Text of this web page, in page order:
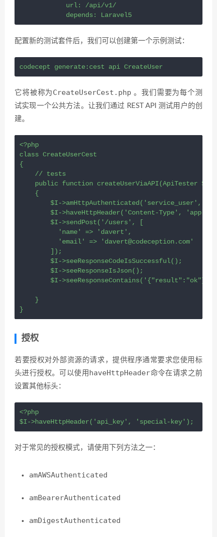
url: /api/v1/
depends: Laravel5
配置新的测试套件后，我们可以创建第一个示例测试：
codecept generate:cest api CreateUser
它将被称为 CreateUserCest.php 。我们需要为每个测
试实现一个公共方法。让我们通过 REST API 测试用户的创
建。
<?php
class CreateUserCest
{
// tests
public function createUserViaAPI(ApiTester $I
{
$I->amHttpAuthenticated ( 'service_user' ,
$I->haveHttpHeader( 'Content-Type' ,
$I->sendPost( '/users' , [
'name'
=> 'davert' ,
'email'
=>
'davert@codeception.com'
]);
$I->seeResponseCodeIsSuccessful();
$I->seeResponseIsJson();
$I->seeResponseContains( '{"result":"ok"}'
}
}
授权
若要授权对外部资源的请求，提供程序通常要求您使用标
头进行授权。可以使用 haveHttpHeader命令在请求之前
设置其他标头：
<?php
$I->haveHttpHeader( 'api_key' , 'special-key' );
对于常见的授权模式，请使用下列方法之一：
amAWSAuthenticated
amBearerAuthenticated
amDigestAuthenticated